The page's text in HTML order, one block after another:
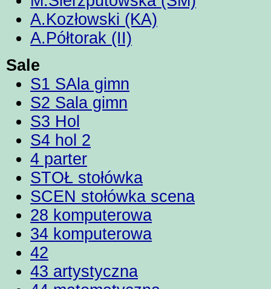
A.Kozłowski (KA)
A.Półtorak (II)
Sale
S1 SAla gimn
S2 Sala gimn
S3 Hol
S4 hol 2
4 parter
STOŁ stołówka
SCEN stołówka scena
28 komputerowa
34 komputerowa
42
43 artystyczna